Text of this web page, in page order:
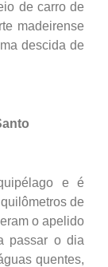
de carro de
madeirense
descida de
e é
de
o apelido
passar o dia
quentes,